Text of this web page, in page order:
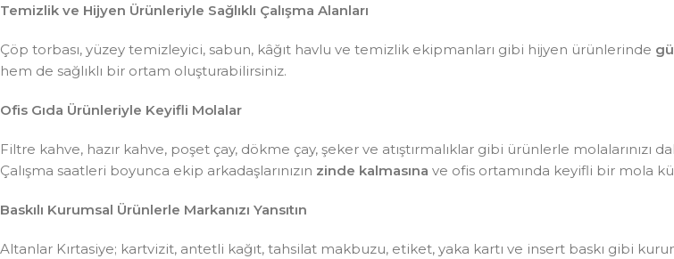
Temizlik ve Hijyen Ürünleriyle Sağlıklı Çalışma Alanları
Çöp torbası, yüzey temizleyici, sabun, kâğıt havlu ve temizlik ekipmanları gibi hijyen ürünlerinde
hem de sağlıklı bir ortam oluşturabilirsiniz.
Ofis Gıda Ürünleriyle Keyifli Molalar
Filtre kahve, hazır kahve, poşet çay, dökme çay, şeker ve atıştırmalıklar gibi ürünlerle molalarınızı
Çalışma saatleri boyunca ekip arkadaşlarınızın zinde kalmasına ve ofis ortamında keyifli bir mola
Baskılı Kurumsal Ürünlerle Markanızı Yansıtın
Altanlar Kırtasiye; kartvizit, antetli kağıt, tahsilat makbuzu, etiket, yaka kartı ve insert baskı gibi